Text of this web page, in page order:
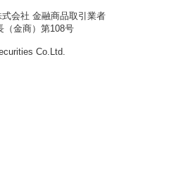
会社 金融商品取引業者
（金商）第108号
Co.Ltd.